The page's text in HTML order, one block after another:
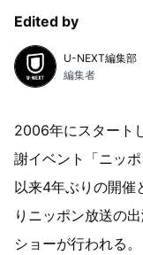
Edited by
U-NEXT編集部
編集者
2006年にスタート
謝イベント「ニッ
以来4年ぶりの開催
りニッポン放送の
ショーが行われる。